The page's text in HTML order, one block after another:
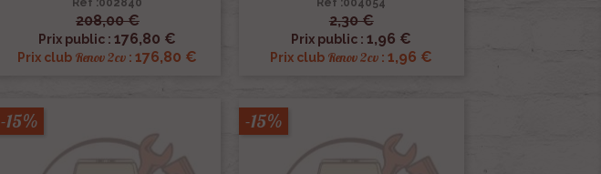
Ref :002840
208,00 €
Prix public :176,80 €
Prix club Renov 2cv :176,80 €
 Aperçu rapide
Ref :004054
2,30 €
Prix public :1,96 €
Prix club Renov 2cv :1,96 €
 Aperçu rapide
-15% -15%